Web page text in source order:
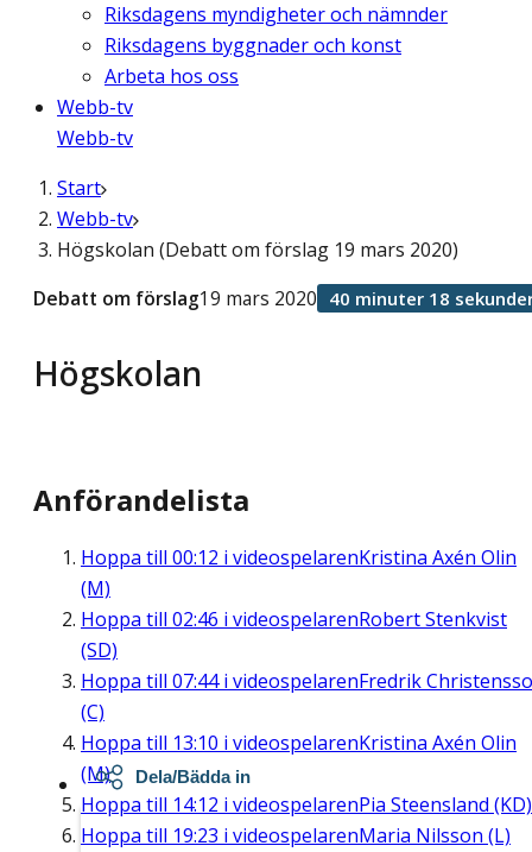
Riksdagens myndigheter och nämnder
Riksdagens byggnader och konst
Arbeta hos oss
Webb-tv
Webb-tv
Start
Webb-tv
Högskolan (Debatt om förslag 19 mars 2020)
Högskolan
Debatt om förslag19 mars 2020 40 minuter 18
Anförandelista
Hoppa till 00:12 i videospelarenKristina Axén Olin
(M)
Hoppa till 02:46 i videospelarenRobert Stenkvist
(SD)
Hoppa till 07:44i videospelarenFredrik
(C)
Hoppa till 13:10 i videospelarenKristina Axén Olin
(M)
Hoppa till 14:12 i videospelarenPia Steensland (KD)
Hoppa till 19:23 i videospelarenMaria Nilsson (L)
Dela/Bädda in